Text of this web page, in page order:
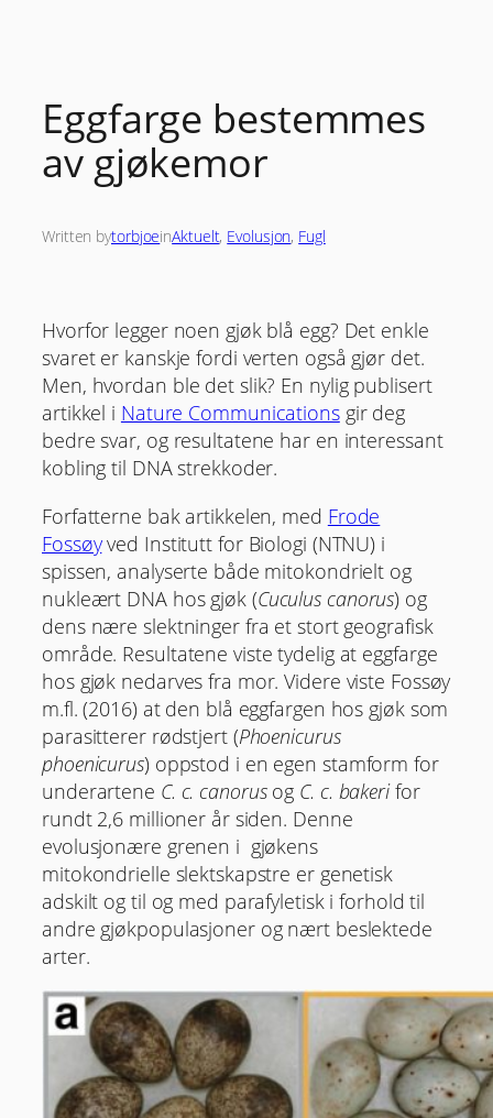
contentEggfarge bestemmes
av gjøkemor
Written bytorbjoeinAktuelt, Evolusjon, Fugl
Hvorfor legger noen gjøk blå egg? Det enkle
svaret er kanskje fordi verten også gjør det.
Men, hvordan ble det slik? En nylig publisert
artikkel i Nature Communicationsgir deg
bedre svar, og resultatene har en interessant
kobling til DNA strekkoder.
Forfatterne bak artikkelen, med Frode
Fossøyved Institutt for Biologi (NTNU) i
spissen, analyserte både mitokondrielt og
nukleært DNA hos gjøk (Cuculus canorus) og
dens nære slektninger fra et stort geografisk
område. Resultatene viste tydelig at eggfarge
hos gjøk nedarves fra mor. Videre viste Fossøy
m.fl. (2016) at den blå eggfargen hos gjøk som
parasitterer rødstjert (Phoenicurus
phoenicurus) oppstod i en egen stamform for
underartene C. c. canorusog C. c. bakerifor
rundt 2,6 millioner år siden. Denne
evolusjonære grenen i gjøkens
mitokondrielle slektskapstre er genetisk
adskilt og til og med parafyletisk i forhold til
andre gjøkpopulasjoner og nært beslektede
arter.